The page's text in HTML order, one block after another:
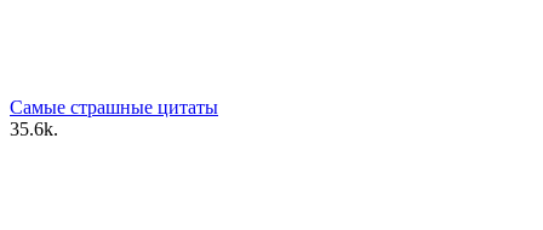
Самые страшные цитаты
35.6k.